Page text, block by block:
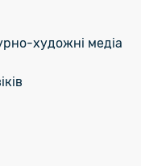
художні медіа